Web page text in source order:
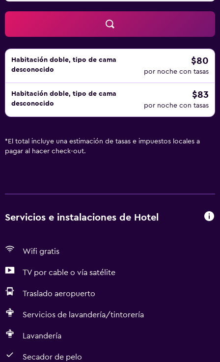
Habitación doble, tipo de cama
desconocido
$80
por noche con tasas
Habitación doble, tipo de cama
desconocido
$83
por noche con tasas
* El total incluye una estimación de tasas e impuestos locales a
pagar al hacer check-out.
Servicios e instalaciones de Hotel
Wifi gratis
TV por cable o vía satélite
Traslado aeropuerto
Servicios de lavandería/tintorería
Lavandería
Secador de pelo